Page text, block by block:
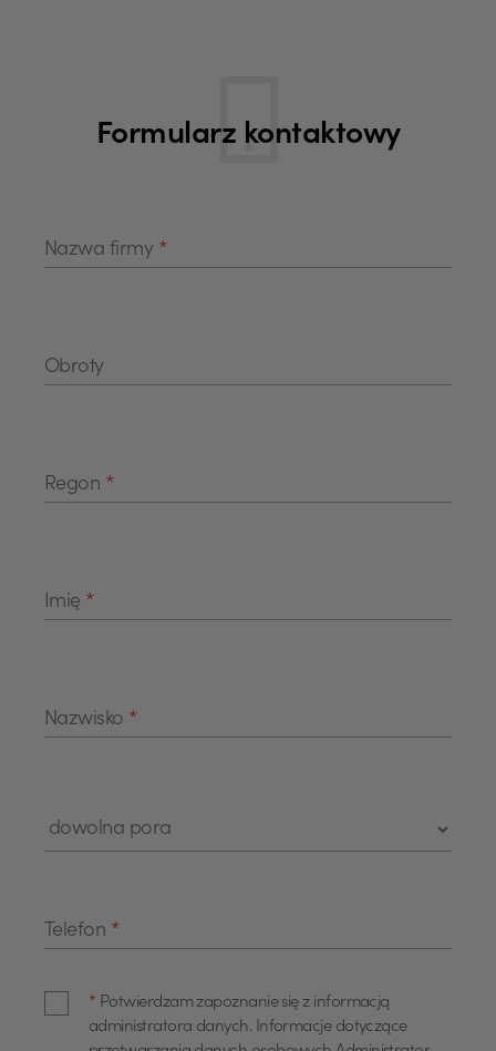
Formularz kontaktowy
Nazwa firmy *
Obroty
Regon *
Imię *
Nazwisko *
Telefon *
* Potwierdzam zapoznanie się z informacją
administratora danych. Informacje dotyczące